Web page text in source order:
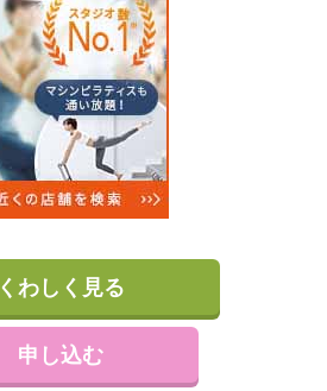
くわしく見る
申し込む